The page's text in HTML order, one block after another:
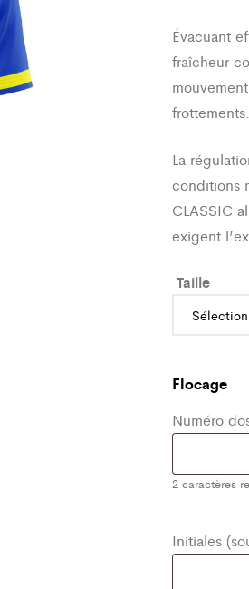
Évacuant
fraîcheur
frottements.
La
conditions
CLASSIC
exigent
Taille
Flocage
Numéro
2caractères
Initiales